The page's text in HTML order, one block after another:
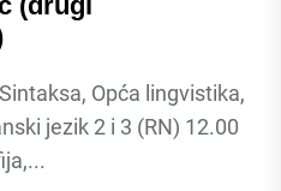
Opća lingvistika,
jezik 2 i 3 (RN) 12.00